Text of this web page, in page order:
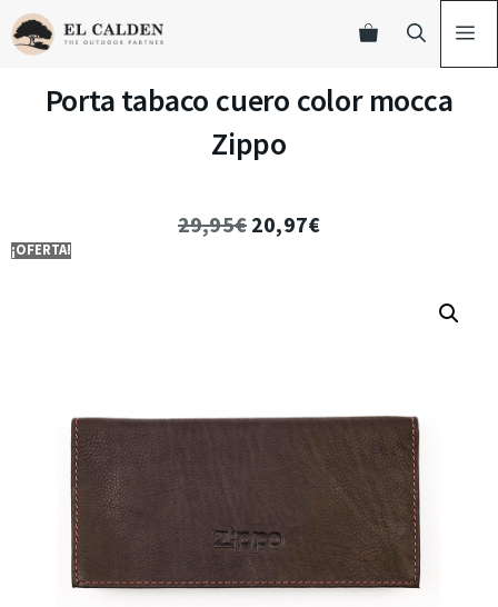
Porta tabaco cuero color mocca
Zippo
29,95€ 20,97€
¡OFERTA!